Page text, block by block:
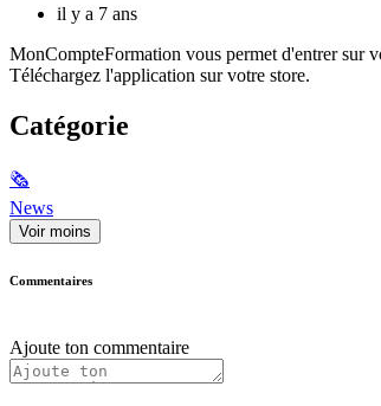
il y a 7 ans
MonCompteFormation vous permet d'entrer sur
Téléchargez l'application sur votre store.
Catégorie
🗞
News
Voir moins
Commentaires
Ajoute ton commentaire